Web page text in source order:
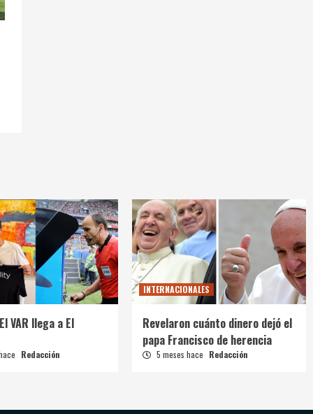
VAR llega a El
Redacción
INTERNACIONALES
Revelaron cuánto dinero dejó el
papa Francisco de herencia
5 meses hace Redacción